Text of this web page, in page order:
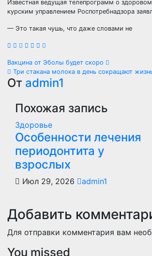
Известная ведущая телепрограмм о
курским управлением Роспотребнадзора
— Это такая чушь, что даже словами не
Навигация
по
записям
Вакцина от Эболы будет скоро
Три стакана молока в день сокращают
От admin1
Похожая запись
Здоровье
Особенности лечения
периодонтита у
взрослых
Июл 29, 2026 admin1
Добавить
Для отправки комментария вам
You missed